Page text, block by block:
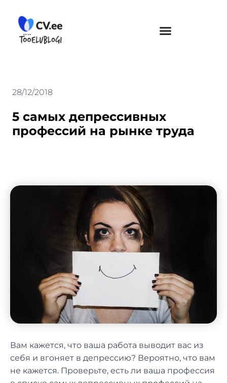
content
28/12/2018
5 самых депрессивных
профессий на рынке труда
Вам кажется, что ваша работа выводит вас из
себя и вгоняет в депрессию? Вероятно, что вам
не кажется. Проверьте, есть ли ваша профессия